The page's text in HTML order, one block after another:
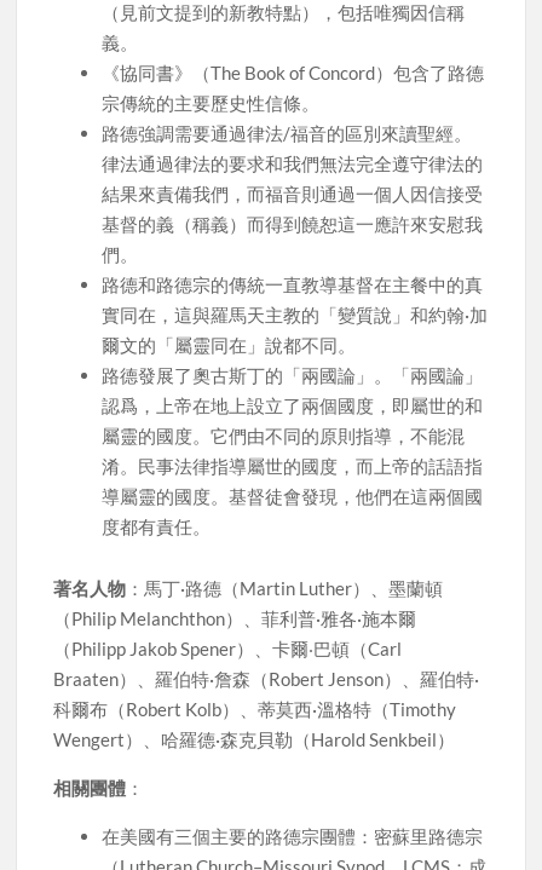
（見前文提到的新教特點），包括唯獨因信稱
義。
《協同書》（The Book of Concord）包含了路德
宗傳統的主要歷史性信條。
路德強調需要通過律法/福音的區別來讀聖經。
律法通過律法的要求和我們無法完全遵守律法的
結果來責備我們，而福音則通過一個人因信接受
基督的義（稱義）而得到饒恕這一應許來安慰我
們。
路德和路德宗的傳統一直教導基督在主餐中的真
實同在，這與羅馬天主教的「變質說」和約翰·加
爾文的「屬靈同在」說都不同。
路德發展了奧古斯丁的「兩國論」。「兩國論」
認爲，上帝在地上設立了兩個國度，即屬世的和
屬靈的國度。它們由不同的原則指導，不能混
淆。民事法律指導屬世的國度，而上帝的話語指
導屬靈的國度。基督徒會發現，他們在這兩個國
度都有責任。
著名人物 ：馬丁·路德（Martin Luther）、墨蘭頓
（Philip Melanchthon）、菲利普·雅各·施本爾
（Philipp Jakob Spener）、卡爾‧巴頓（Carl
Braaten）、羅伯特·詹森（Robert Jenson）、羅伯特·
科爾布（Robert Kolb）、蒂莫西·溫格特（Timothy
Wengert）、哈羅德·森克貝勒（Harold Senkbeil）
相關團體 ：
在美國有三個主要的路德宗團體：密蘇里路德宗